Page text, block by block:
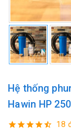
Hệ thống
Hawin HP
18